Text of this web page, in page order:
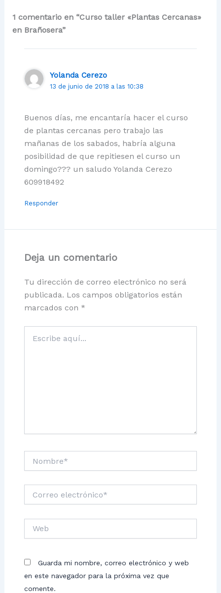
1 comentario en “Curso taller «Plantas Cercanas»
en Brañosera”
Yolanda Cerezo
13 de junio de 2018 a las 10:38
Buenos días, me encantaría hacer el curso
de plantas cercanas pero trabajo las
mañanas de los sabados, habría alguna
posibilidad de que repitiesen el curso un
domingo??? un saludo Yolanda Cerezo
609918492
Responder
Deja un comentario
Tu dirección de correo electrónico no será
publicada. Los campos obligatorios están
marcados con *
aquí...
electrónico*
Guarda mi nombre, correo electrónico y web
en este navegador para la próxima vez que
comente.